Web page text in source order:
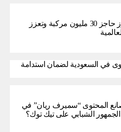
GAC تتجاوز حاجز 30 مليون مركبة وتعزز
في السعودية لضمان استدامة
المحتوى “سميرف ريان” في
الجمهور الشبابي على تيك توك؟